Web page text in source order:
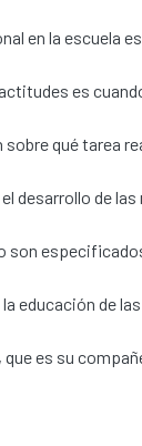
en la escuela
es
qué tarea
desarrollo de
son
educación de
es su